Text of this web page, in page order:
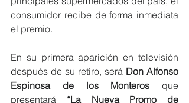
consumidor recibe de forma inmediata
el premio.
En su primera aparición en televisión
después de su retiro, será Don Alfonso
Espinosa de los Monteros que
presentará “La Nueva Promo de